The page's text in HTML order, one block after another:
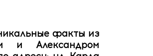
факты из
и Александром